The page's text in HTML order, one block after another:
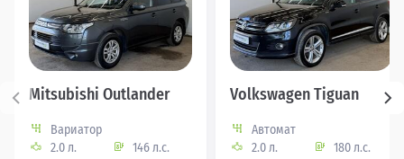
Mitsubishi Outlander
Вариатор
2.0 л.
146 л.с.
Volkswagen Tiguan
Автомат
2.0 л.
180 л.с.